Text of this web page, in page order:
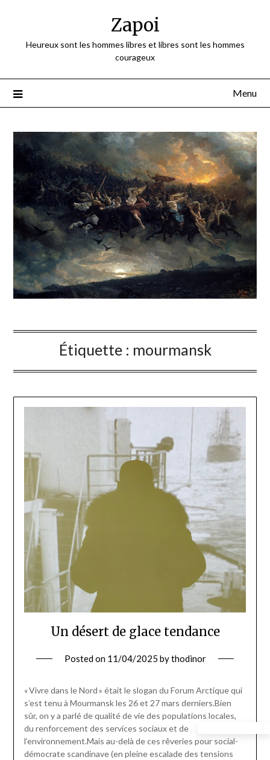
Zapoi
Heureux sont les hommes libres et libres sont les hommes
courageux
Menu
Étiquette : mourmansk
Un désert de glace tendance
Posted on 11/04/2025 bythodinor
« Vivre dans le Nord » était le slogan du Forum Arctique qui
s’est tenu à Mourmansk les 26 et 27 mars derniers.Bien
sûr, on y a parlé de qualité de vie des populations locales,
du renforcement des services sociaux et de
l’environnement.Mais au-delà de ces rêveries pour social-
démocrate scandinave (en pleine escalade des tensions